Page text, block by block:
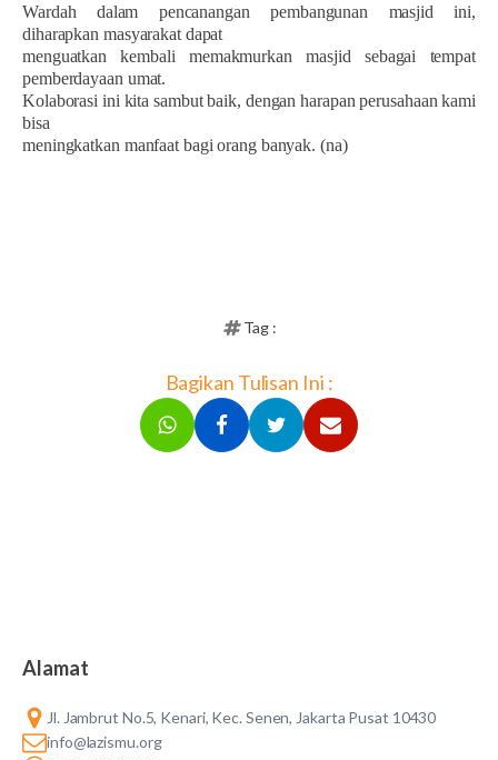
Wardah dalam pencanangan pembangunan masjid ini,
diharapkan masyarakat dapat
menguatkan kembali memakmurkan masjid sebagai tempat
pemberdayaan umat.
Kolaborasi ini kita sambut baik, dengan harapan perusahaan kami
bisa
meningkatkan manfaat bagi orang banyak. (na)
Tag :
Bagikan Tulisan Ini :
Alamat
Jl. Jambrut No.5, Kenari, Kec. Senen, Jakarta Pusat 10430
info@lazismu.org